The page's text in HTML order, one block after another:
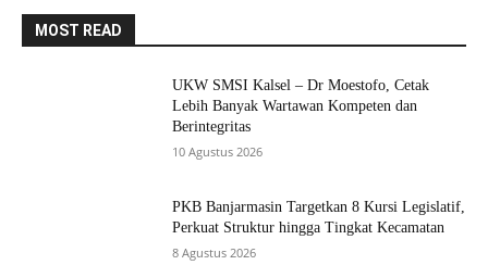
MOST READ
UKW SMSI Kalsel – Dr Moestofo, Cetak
Lebih Banyak Wartawan Kompeten dan
Berintegritas
10 Agustus 2026
PKB Banjarmasin Targetkan 8 Kursi Legislatif,
Perkuat Struktur hingga Tingkat Kecamatan
8 Agustus 2026